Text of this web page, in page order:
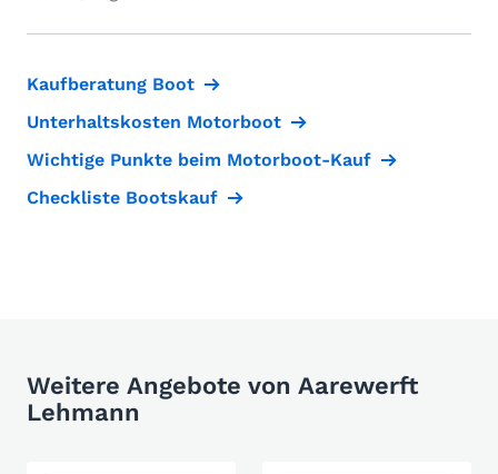
Kaufberatung Boot
Unterhaltskosten Motorboot
Wichtige Punkte beim Motorboot-Kauf
Checkliste Bootskauf
Weitere Angebote von Aarewerft
Lehmann